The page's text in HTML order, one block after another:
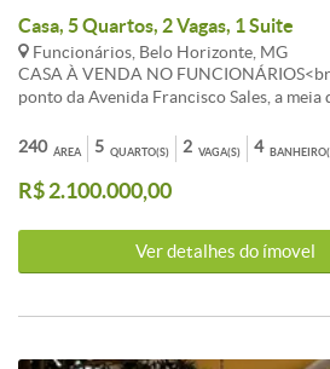
Casa, 5 Quartos, 2 Vagas, 1 Suite
Funcionários, Belo Horizonte, MG
CASA À VENDA NO
ponto da Avenida Francisco Sales, a
João XXIII, FHEMIG, Santa Casa e toda
/><br />Apropriada para consultórios,
para todo tipo de comércio. Fácil
salas anexadas, 2 banhos, copa cozinha,
com quintal, lavanderia mais 2 salas
ÁREA
240 QUARTO(S)
5 VAGA(S)
2 4
R$ 2.100.000,00
Ver detalhes do ímovel